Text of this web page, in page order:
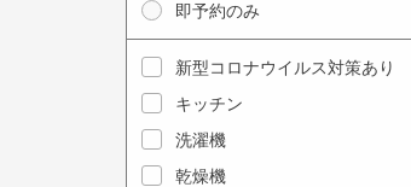
h
c
a
l
t
h
t
h
c
即予約のみ
新型コロナウイルス対策あり
キッチン
洗濯機
乾燥機